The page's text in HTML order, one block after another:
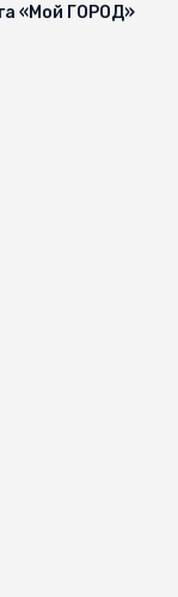
«Мой ГОРОД»